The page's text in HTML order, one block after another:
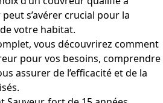
s’avérer crucial pour la
votre habitat.
vous découvrirez comment
pour vos besoins, comprendre
assurer de l’efficacité et de la